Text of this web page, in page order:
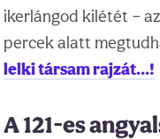
ikerlángod kilétét –
percek alatt
lelki társam rajzát…!
A 121-es